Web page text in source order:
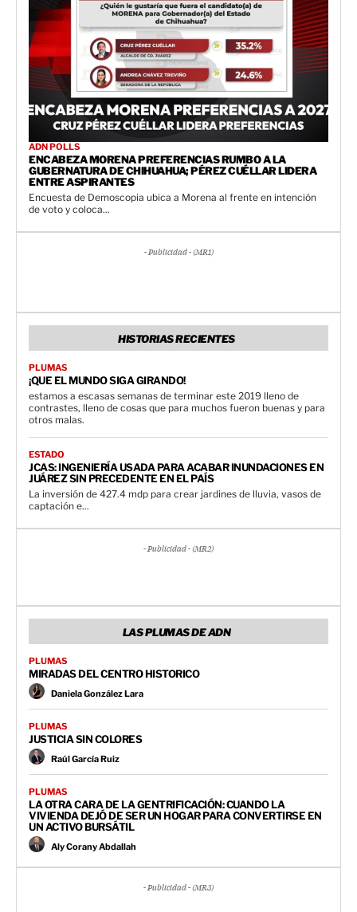
ADN POLLS
ENCABEZA MORENA PREFERENCIAS RUMBO A LA
GUBERNATURA DE CHIHUAHUA; PÉREZ CUÉLLAR LIDERA
ENTRE ASPIRANTES
Encuesta de Demoscopia ubica a Morena al frente en intención
de voto y coloca...
- Publicidad - (MR1)
HISTORIAS RECIENTES
PLUMAS
¡QUE EL MUNDO SIGA GIRANDO!
estamos a escasas semanas de terminar este 2019 lleno de
contrastes, lleno de cosas que para muchos fueron buenas y para
otros malas.
ESTADO
JCAS: INGENIERÍA USADA PARA ACABAR INUNDACIONES EN
JUÁREZ SIN PRECEDENTE EN EL PAÍS
La inversión de 427.4 mdp para crear jardines de lluvia, vasos de
captación e...
- Publicidad - (MR2)
LAS PLUMAS DE ADN
PLUMAS
MIRADAS DEL CENTRO HISTORICO
Daniela González Lara
PLUMAS
JUSTICIA SIN COLORES
Raúl García Ruiz
PLUMAS
LA OTRA CARA DE LA GENTRIFICACIÓN: CUANDO LA
VIVIENDA DEJÓ DE SER UN HOGAR PARA CONVERTIRSE EN
UN ACTIVO BURSÁTIL
Aly Corany Abdallah
- Publicidad - (MR3)